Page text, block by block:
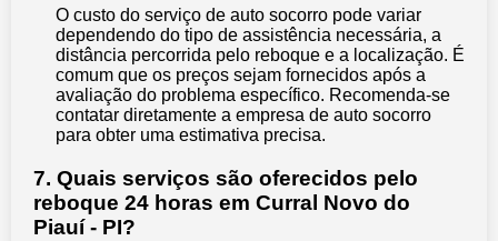
O custo do serviço de auto socorro pode variar
dependendo do tipo de assistência necessária, a
distância percorrida pelo reboque e a localização. É
comum que os preços sejam fornecidos após a
avaliação do problema específico. Recomenda-se
contatar diretamente a empresa de auto socorro
para obter uma estimativa precisa.
7. Quais serviços são oferecidos pelo
reboque 24 horas em Curral Novo do
Piauí - PI?